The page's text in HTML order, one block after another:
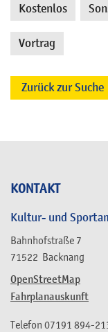
KONTAKT
Kultur- und
Bahnhofstraße 7
71522 Backnang
OpenStreetMap
Fahrplanauskunft
Telefon 07191 894-
Kostenlos
Vortrag
Zurück zur Suche